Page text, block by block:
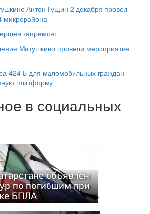
Антон Гущин 2 декабря провел
микрорайона
капремонт
Матушкино провели мероприятие
424 Б для маломобильных граждан
платформу
в социальных
объявлен
по погибшим при
БПЛА